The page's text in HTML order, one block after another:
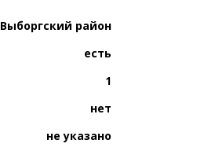
Выборгский район
есть
1
нет
не указано